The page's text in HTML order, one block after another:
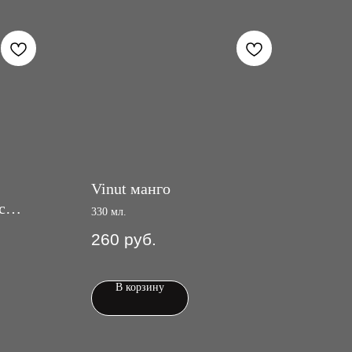
Vinut манго
330 мл.
260 руб.
В корзину